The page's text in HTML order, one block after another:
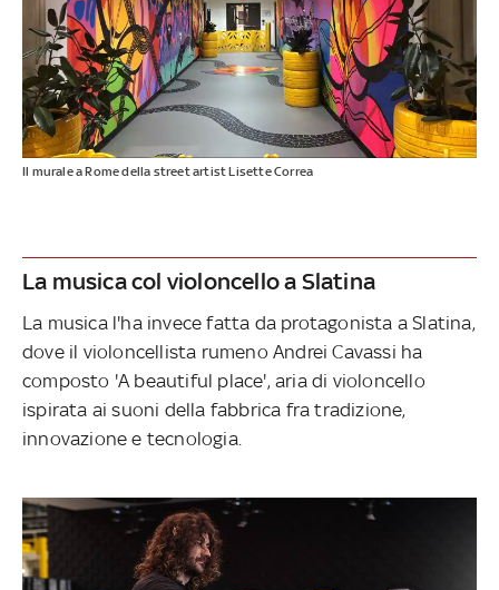
Il murale a Rome della street artist Lisette Correa
La musica col violoncello a Slatina
La musica l'ha invece fatta da protagonista a Slatina,
dove il violoncellista rumeno Andrei Cavassi ha
composto 'A beautiful place', aria di violoncello
ispirata ai suoni della fabbrica fra tradizione,
innovazione e tecnologia.